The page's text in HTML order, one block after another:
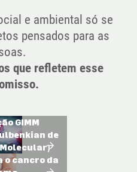
e ambiental só se
pensados para as
que refletem esse
GIMM
de
o cancro da